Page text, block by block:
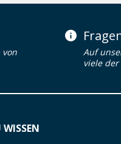
von
Auf
viele